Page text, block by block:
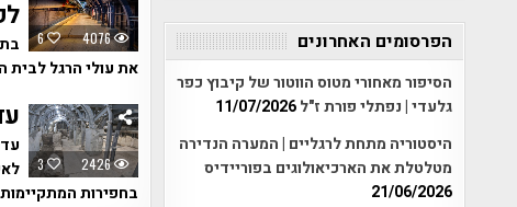
6 4076
את עולי הרגל לבית המקדש לפני כ-2000 שנה. הרחוב
3 2426
בחפירות
הפרסומים האחרונים
הסיפור מאחורי מטוס הווטור של קיבוץ כפר
גלעדי | נפתלי פורת ז"ל11/07/2026
היסטוריה מתחת לרגליים | המערה הנדירה
מטלטלת את הארכיאולוגים בפוריידיס
21/06/2026